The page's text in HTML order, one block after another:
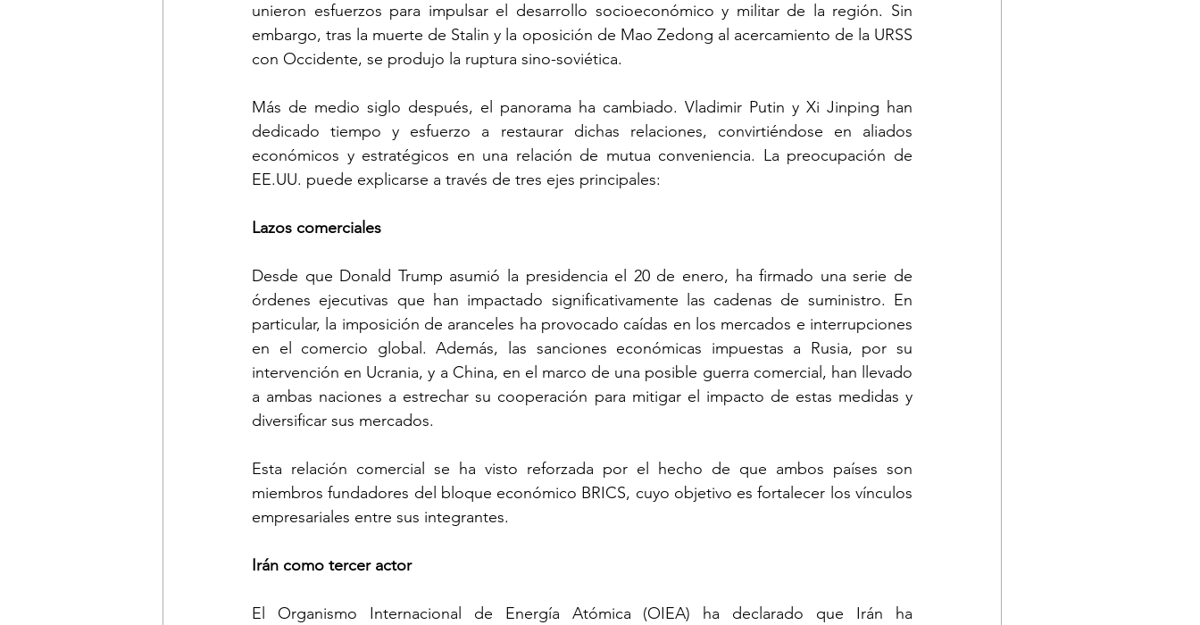
unieron esfuerzos para impulsar el desarrollo socioeconómico y militar de la región. Sin
embargo, tras la muerte de Stalin y la oposición de Mao Zedong al acercamiento de la URSS
con Occidente, se produjo la ruptura sino-soviética.
Más de medio siglo después, el panorama ha cambiado. Vladimir Putin y Xi Jinping han
dedicado tiempo y esfuerzo a restaurar dichas relaciones, convirtiéndose en aliados
económicos y estratégicos en una relación de mutua conveniencia. La preocupación de
EE.UU. puede explicarse a través de tres ejes principales:
Lazos comerciales
Desde que Donald Trump asumió la presidencia el 20 de enero, ha firmado una serie de
órdenes ejecutivas que han impactado significativamente las cadenas de suministro. En
particular, la imposición de aranceles ha provocado caídas en los mercados e interrupciones
en el comercio global. Además, las sanciones económicas impuestas a Rusia, por su
intervención en Ucrania, y a China, en el marco de una posible guerra comercial, han llevado
a ambas naciones a estrechar su cooperación para mitigar el impacto de estas medidas y
diversificar sus mercados.
Esta relación comercial se ha visto reforzada por el hecho de que ambos países son
miembros fundadores del bloque económico BRICS, cuyo objetivo es fortalecer los vínculos
empresariales entre sus integrantes.
Irán como tercer actor
El Organismo Internacional de Energía Atómica (OIEA) ha declarado que Irán ha